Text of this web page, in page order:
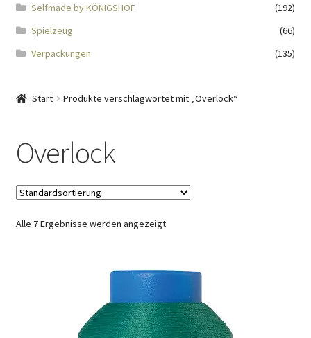
Kasse
KÖNIGSHOF-Lädeli
Kontaktformular
Kunden-/Mitarbeitergeschenke
Selfmade by KÖNIGSHOF
(192)
Spielzeug
(66)
Verpackungen
(135)
Start Produkte verschlagwortet mit „Overlock“
Overlock
Alle 7 Ergebnisse werden angezeigt